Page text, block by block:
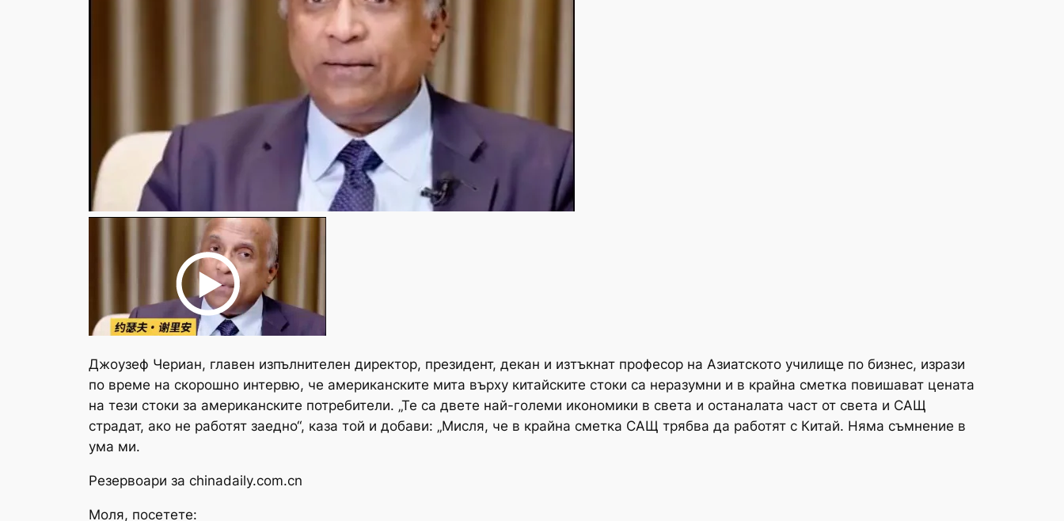
Джоузеф Чериан, главен изпълнителен директор, президент, декан и изтъкнат професор на Азиатското училище по бизнес, изрази
по време на скорошно интервю, че американските мита върху китайските стоки са неразумни и в крайна сметка повишават цената
на тези стоки за американските потребители. „Те са двете най-големи икономики в света и останалата част от света и САЩ
страдат, ако не работят заедно“, каза той и добави: „Мисля, че в крайна сметка САЩ трябва да работят с Китай. Няма съмнение в
ума ми.
Резервоари за chinadaily.com.cn
Моля, посетете: